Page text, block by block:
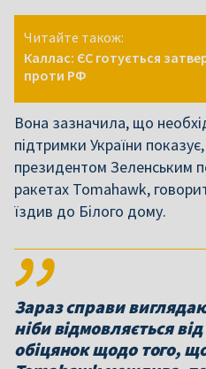
Читайте також:
Каллас: ЄС готується
проти РФ
Вона зазначила, що
підтримки України
президентом Зеленським
ракетах Tomahawk,
їздив до Білого дому.
Зараз справи
ніби відмовляється
обіцянок щодо того,